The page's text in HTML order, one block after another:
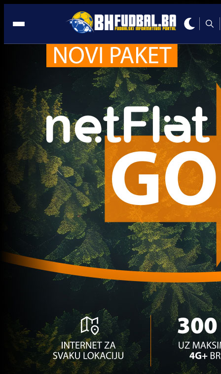
Santiago Garcia
Trenutno nema novosti za navedeni tag.
Najčitanije Najnovije
A Selekcija
UEFA kaznila BiH: Navijači neće
moći pratiti Zmajeve u Poljskoj i
Rumuniji!
4 sedmica 1 dan
A Selekcija
Sve je gotovo: Edin Džeko donio
odluku, evo gdje nastavlja
1 sedmica 4 dan
A Selekcija
Ovo niko nije očekivao: Nikola
Vasilj iznenadio izborom novog
kluba!
3 sedmica 4 dan
A Selekcija